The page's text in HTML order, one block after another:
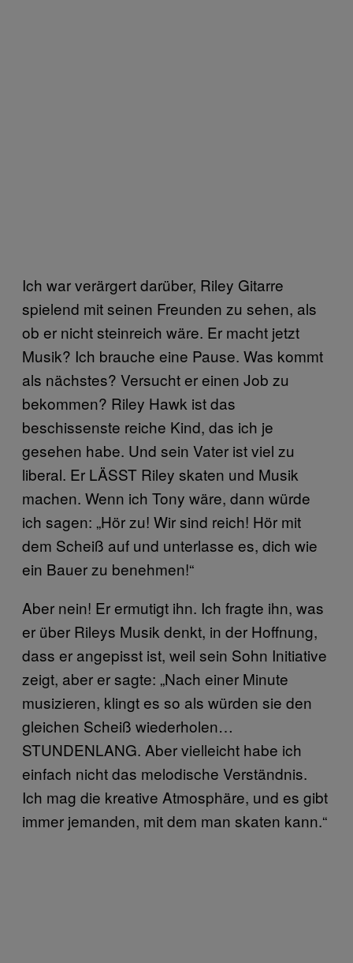
Ich war verärgert darüber, Riley Gitarre
spielend mit seinen Freunden zu sehen, als
ob er nicht steinreich wäre. Er macht jetzt
Musik? Ich brauche eine Pause. Was kommt
als nächstes? Versucht er einen Job zu
bekommen? Riley Hawk ist das
beschissenste reiche Kind, das ich je
gesehen habe. Und sein Vater ist viel zu
liberal. Er LÄSST Riley skaten und Musik
machen. Wenn ich Tony wäre, dann würde
ich sagen: „Hör zu! Wir sind reich! Hör mit
dem Scheiß auf und unterlasse es, dich wie
ein Bauer zu benehmen!“
Aber nein! Er ermutigt ihn. Ich fragte ihn, was
er über Rileys Musik denkt, in der Hoffnung,
dass er angepisst ist, weil sein Sohn Initiative
zeigt, aber er sagte: „Nach einer Minute
musizieren, klingt es so als würden sie den
gleichen Scheiß wiederholen…
STUNDENLANG. Aber vielleicht habe ich
einfach nicht das melodische Verständnis.
Ich mag die kreative Atmosphäre, und es gibt
immer jemanden, mit dem man skaten kann.“